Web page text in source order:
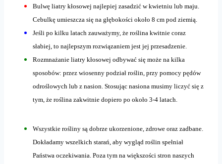
Bulwę liatry kłosowej najlepiej zasadzić w kwietniu lub maju.
Cebulkę umieszcza się na głębokości około 8 cm pod ziemią.
Jeśli po kilku latach zauważymy, że roślina kwitnie coraz
słabiej, to najlepszym rozwiązaniem jest jej przesadzenie.
Rozmnażanie liatry kłosowej odbywać się może na kilka
sposobów: przez wiosenny podział roślin, przy pomocy pędów
odroślowych lub z nasion. Stosując nasiona musimy liczyć się z
tym, że roślina zakwitnie dopiero po około 3-4 latach.
Wszystkie rośliny są dobrze ukorzenione, zdrowe oraz zadbane.
Dokładamy wszelkich starań, aby wygląd roślin spełniał
Państwa oczekiwania. Poza tym na większości stron naszych